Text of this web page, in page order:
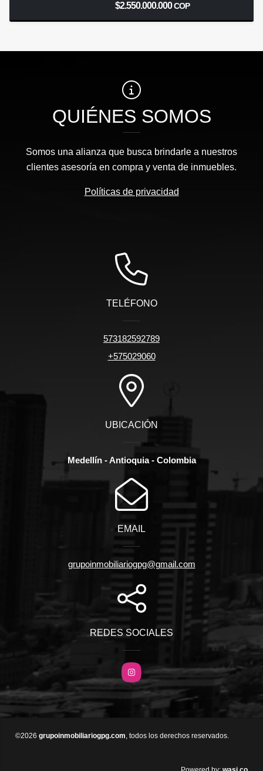
$2.550.000.000COP
QUIÉNES SOMOS
Somos una alianza que busca brindarle a nuestros
clientes asesoría en compra y venta de inmuebles.
Políticas de privacidad
TELÉFONO
573182592789
+575029060
UBICACIÓN
Medellín - Antioquia - Colombia
EMAIL
grupoinmobiliariogpg@gmail.com
REDES SOCIALES
Instagram
©2026 grupoinmobiliariogpg.com, todos los derechos reservados.